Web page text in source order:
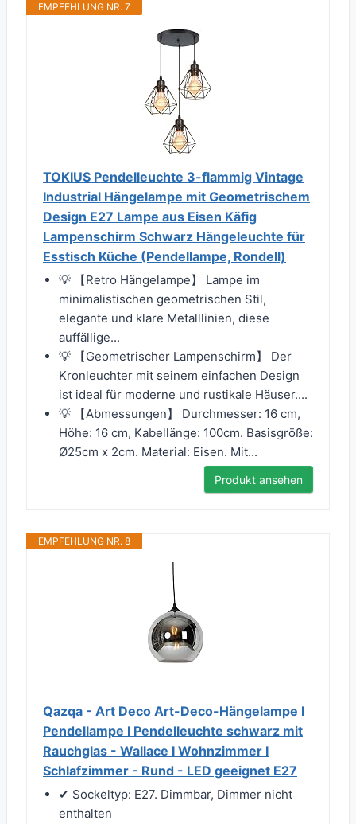
EMPFEHLUNG NR. 7
TOKIUS Pendelleuchte 3-flammig Vintage
Industrial Hängelampe mit Geometrischem
Design E27 Lampe aus Eisen Käfig
Lampenschirm Schwarz Hängeleuchte für
Esstisch Küche (Pendellampe, Rondell)
💡 【Retro Hängelampe】 Lampe im
minimalistischen geometrischen Stil,
elegante und klare Metalllinien, diese
auffällige...
💡 【Geometrischer Lampenschirm】 Der
Kronleuchter mit seinem einfachen Design
ist ideal für moderne und rustikale Häuser....
💡 【Abmessungen】 Durchmesser: 16 cm,
Höhe: 16 cm, Kabellänge: 100cm. Basisgröße:
Ø25cm x 2cm. Material: Eisen. Mit...
Produkt ansehen
EMPFEHLUNG NR. 8
Qazqa - Art Deco Art-Deco-Hängelampe I
Pendellampe I Pendelleuchte schwarz mit
Rauchglas - Wallace I Wohnzimmer I
Schlafzimmer - Rund - LED geeignet E27
✔ Sockeltyp: E27. Dimmbar, Dimmer nicht
enthalten